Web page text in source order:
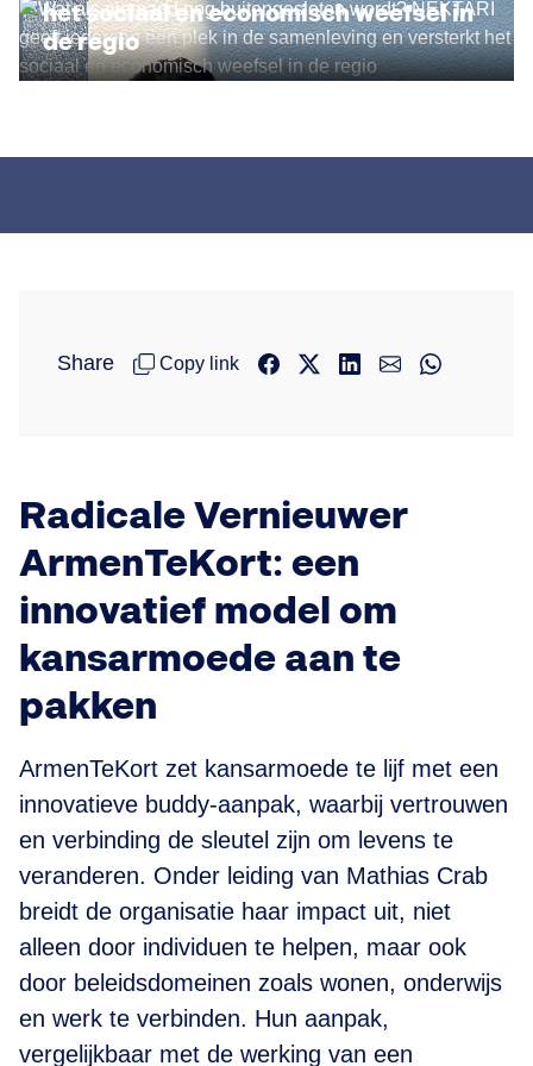
het sociaal en economisch weefsel in
de regio
Share Copy link
Radicale Vernieuwer
ArmenTeKort: een
innovatief model om
kansarmoede aan te
pakken
ArmenTeKort zet kansarmoede te lijf met een
innovatieve buddy-aanpak, waarbij vertrouwen
en verbinding de sleutel zijn om levens te
veranderen. Onder leiding van Mathias Crab
breidt de organisatie haar impact uit, niet
alleen door individuen te helpen, maar ook
door beleidsdomeinen zoals wonen, onderwijs
en werk te verbinden. Hun aanpak,
vergelijkbaar met de werking van een